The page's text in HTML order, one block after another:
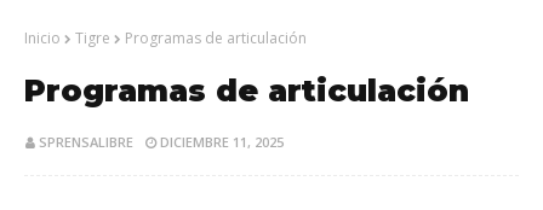
Inicio Tigre Programas de articulación
Programas de articulación
SPRENSALIBRE DICIEMBRE 11, 2025